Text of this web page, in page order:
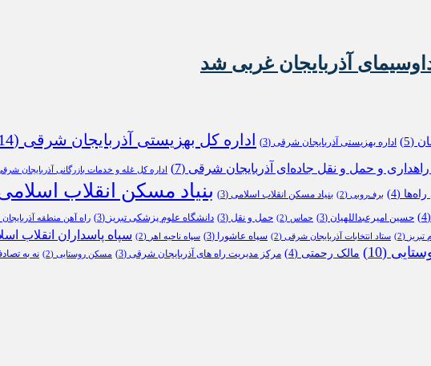
آذربایجان غربی شد
(5) اداره بهزیستی آذربایجان شرقی (3) اداره کل بهزیستی آذربایجان شرقی (14)
راهداری و حمل و نقل جاده‌ای آذربایجان شرقی (7) اداره کل غله و خدمات بازرگانی آذربایجان
(4) برف‌روبی (2) بنیاد مسکن انقلاب اسلامی (3) بنیاد مسکن انقلاب
(4) حسین امیرعبداللهیان (3) حماس (2) حمل و نقل (3) دانشگاه علوم پزشکی تبریز (3) راه آهن منطقه آذربایجان
(2) ستاد انتخابات آذربایجان شرقی (2) سپاه عاشورا (3) سپاه ناحیه اهر (2) سپاه پاسداران انقلاب
(10) مالک رحمتی (4) مرکز مدیریت راه های آذربایجان شرقی (3) مسکن روستایی (2) نه به